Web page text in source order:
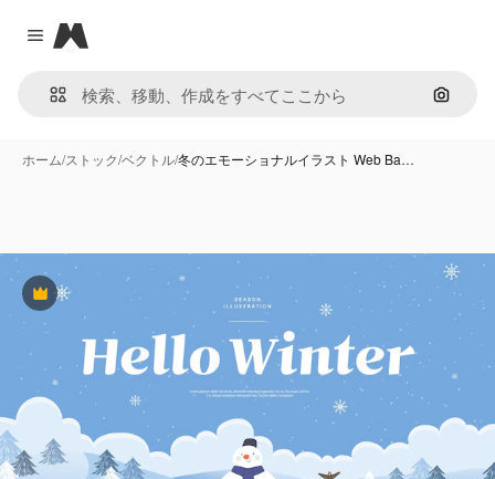
Close menu
Magnific
画像で
ホーム/ストック/ベクトル/冬のエモーショナルイラスト Web Ba…
Premium